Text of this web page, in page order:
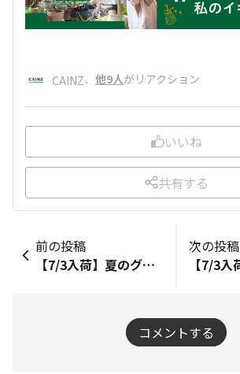
CAINZ、 他9人がリアクション
いいね
共有する
前の投稿
【7/3入荷】夏のグリーン時間、はじめませんか？吊って飾れるインドアグリーン＆ベランダ植物入荷！
次の投稿
コメントする